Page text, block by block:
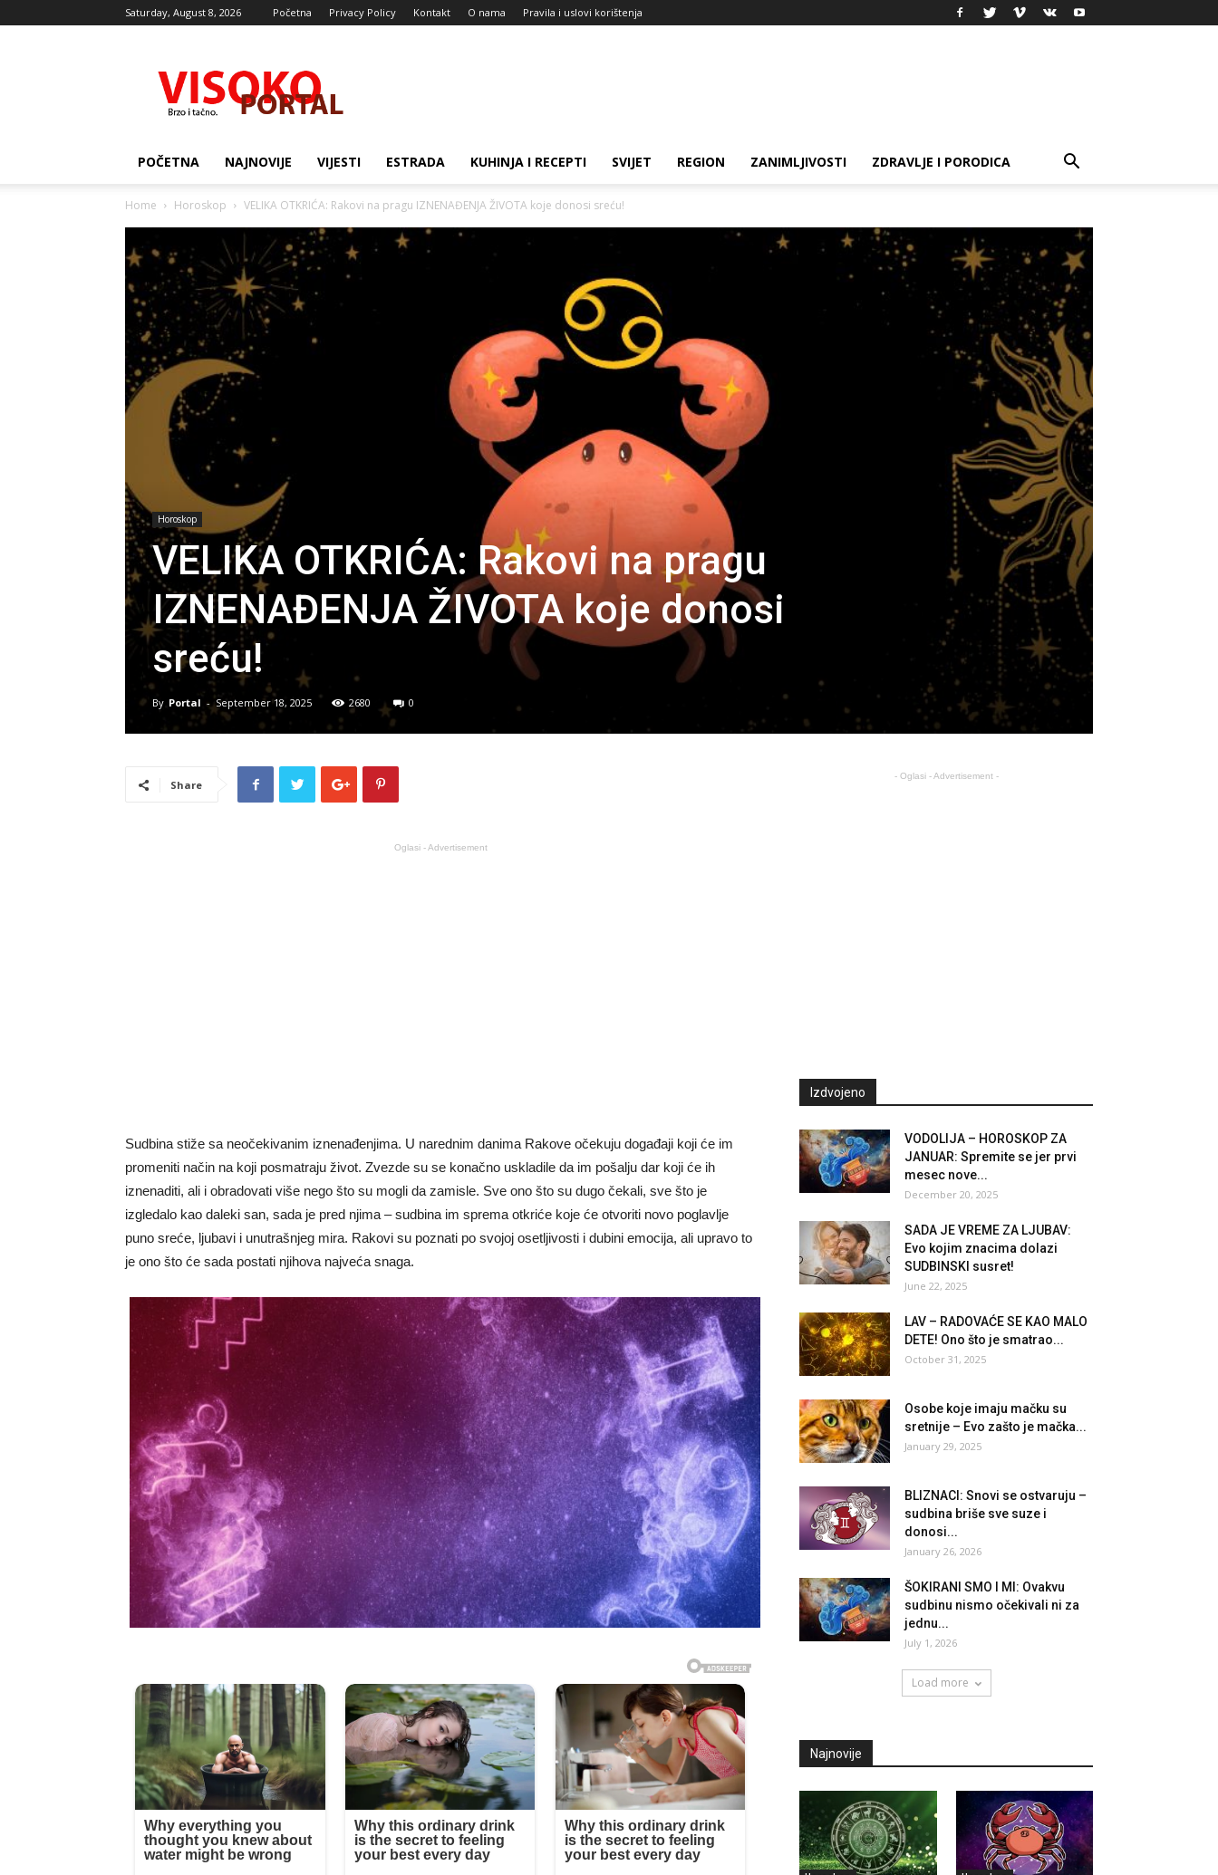
Saturday, August 8, 2026 Početna Privacy Policy Kontakt O nama Pravila i uslovi korištenja
portal
POČETNA NAJNOVIJE VIJESTI ESTRADA KUHINJA I RECEPTI SVIJET REGION ZANIMLJIVOSTI ZDRAVLJE I PORODICA
Home Horoskop VELIKA OTKRIĆA: Rakovi na pragu IZNENAĐENJA ŽIVOTA koje donosi sreću!
Horoskop
VELIKA OTKRIĆA: Rakovi na pragu
IZNENAĐENJA ŽIVOTA koje donosi
sreću!
By Portal - September 18, 2025 2680 0
Share
Oglasi - Advertisement
Sudbina stiže sa neočekivanim iznenađenjima. U narednim danima Rakove očekuju događaji koji će im
promeniti način na koji posmatraju život. Zvezde su se konačno uskladile da im pošalju dar koji će ih
iznenaditi, ali i obradovati više nego što su mogli da zamisle. Sve ono što su dugo čekali, sve što je
izgledalo kao daleki san, sada je pred njima – sudbina im sprema otkriće koje će otvoriti novo poglavlje
puno sreće, ljubavi i unutrašnjeg mira. Rakovi su poznati po svojoj osetljivosti i dubini emocija, ali upravo to
je ono što će sada postati njihova najveća snaga.
- Oglasi - Advertisement -
Izdvojeno
VODOLIJA – HOROSKOP ZA
JANUAR: Spremite se jer prvi
mesec nove...
December 20, 2025
SADA JE VREME ZA LJUBAV:
Evo kojim znacima dolazi
SUDBINSKI susret!
June 22, 2025
LAV – RADOVAĆE SE KAO MALO
DETE! Ono što je smatrao...
October 31, 2025
Osobe koje imaju mačku su
sretnije – Evo zašto je mačka...
January 29, 2025
BLIZNACI: Snovi se ostvaruju –
sudbina briše sve suze i
donosi...
January 26, 2026
ŠOKIRANI SMO I MI: Ovakvu
sudbinu nismo očekivali ni za
jednu...
July 1, 2026
Load more
Najnovije